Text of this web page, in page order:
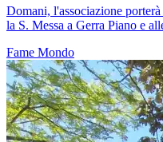
Domani, l'associazione
la S. Messa a Gerra Piano e
Fame Mondo